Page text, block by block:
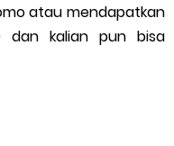
atau mendapatkan
dan kalian pun bisa